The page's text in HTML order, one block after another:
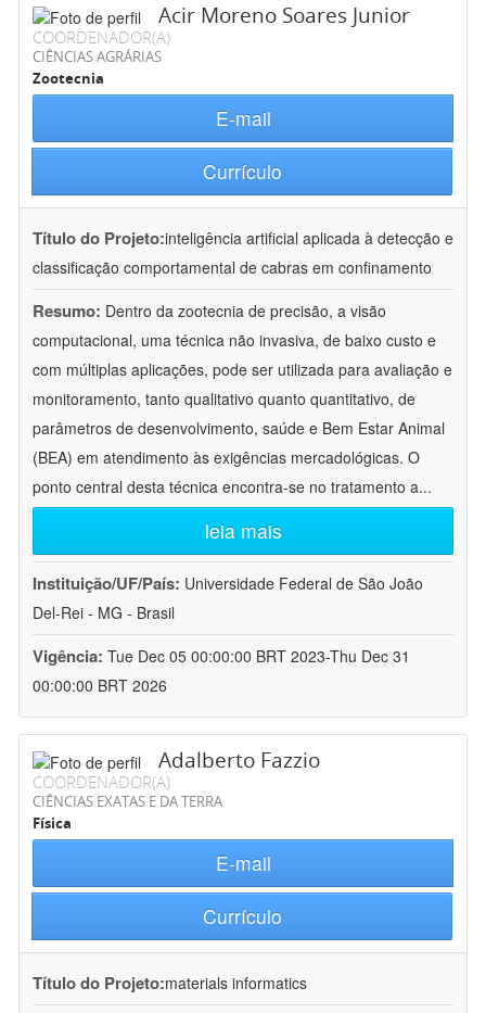
Acir Moreno Soares Junior
COORDENADOR(A)
CIÊNCIAS AGRÁRIAS
Zootecnia
E-mail
Currículo
Título do Projeto:inteligência artificial aplicada à detecção e
classificação comportamental de cabras em confinamento
Resumo: Dentro da zootecnia de precisão, a visão
computacional, uma técnica não invasiva, de baixo custo e
com múltiplas aplicações, pode ser utilizada para avaliação e
monitoramento, tanto qualitativo quanto quantitativo, de
parâmetros de desenvolvimento, saúde e Bem Estar Animal
(BEA) em atendimento às exigências mercadológicas. O
ponto central desta técnica encontra-se no tratamento a...
leia mais
Instituição/UF/País: Universidade Federal de São João
Del-Rei - MG - Brasil
Vigência: Tue Dec 05 00:00:00 BRT 2023-Thu Dec 31
00:00:00 BRT 2026
Adalberto Fazzio
COORDENADOR(A)
CIÊNCIAS EXATAS E DA TERRA
Física
E-mail
Currículo
Título do Projeto:materials informatics